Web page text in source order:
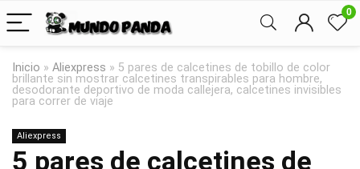
0
Inicio » Aliexpress » 5 pares de calcetines de tobillo de color
brillante sin mostrar calcetines transpirables para hombre,
desodorante deportivo de moda callejera, calcetines invisibles
para correr de viaje
Aliexpress
5 pares de calcetines de